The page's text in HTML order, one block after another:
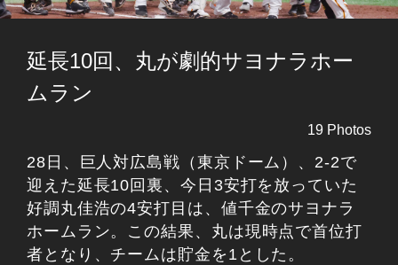
延長10回、丸が劇的サヨナラホー
ムラン
19 Photos
28日、巨人対広島戦（東京ドーム）、2-2で
迎えた延長10回裏、今日3安打を放っていた
好調丸佳浩の4安打目は、値千金のサヨナラ
ホームラン。この結果、丸は現時点で首位打
者となり、チームは貯金を1とした。